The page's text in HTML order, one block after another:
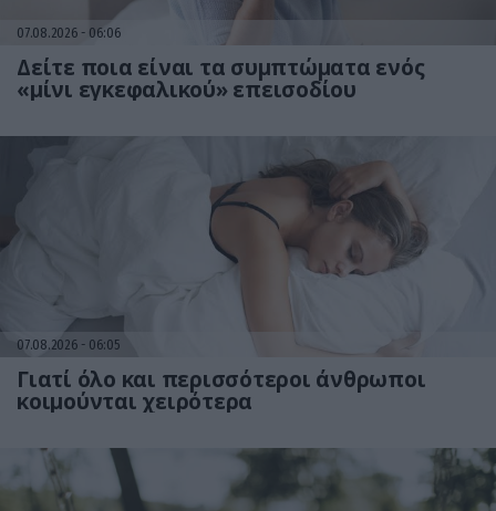
07.08.2026 06:06
Δείτε ποια είναι τα συμπτώματα ενός
«μίνι εγκεφαλικού» επεισοδίου
07.08.2026 06:05
Γιατί όλο και περισσότεροι άνθρωποι
κοιμούνται χειρότερα